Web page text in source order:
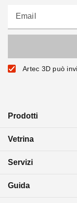
Email
Artec 3D può
Prodotti
Vetrina
Servizi
Guida